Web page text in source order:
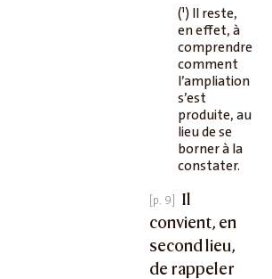
(1) Il reste,
en effet, à
comprendre
comment
l’ampliation
s’est
produite, au
lieu de se
borner à la
constater.
Il
convient, en
second lieu,
de rappeler